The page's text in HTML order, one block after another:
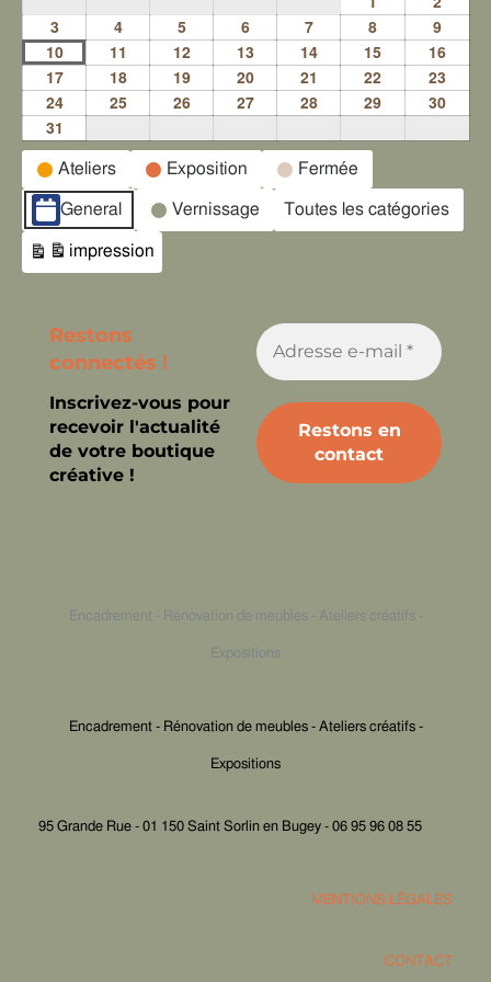
3 4 5 6 7 8 9
10 11 12 13 14 15 16
17 18 19 20 21 22 23
24 25 26 27 28 29 30
31
Catégories
d’évènement
Ateliers Exposition Fermée
General Vernissage Toutes les catégories
Vue
impression
Restons
connectés !
Inscrivez-vous pour
recevoir l'actualité
de votre boutique
créative !
Encadrement - Rénovation de meubles - Ateliers créatifs -
Expositions
Encadrement - Rénovation de meubles - Ateliers créatifs -
Expositions
95 Grande Rue - 01 150 Saint Sorlin en Bugey - 06 95 96 08 55
MENTIONS LÉGALES
CONTACT